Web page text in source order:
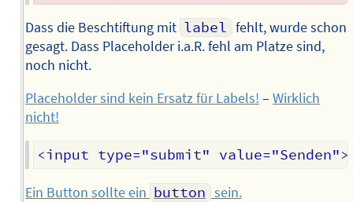
Dass die Beschtiftung mit label fehlt, wurde schon
gesagt. Dass Placeholder i.a.R. fehl am Platze sind,
noch nicht.
Placeholder sind kein Ersatz für Labels! – Wirklich
nicht!
Ein Button sollte ein button sein.